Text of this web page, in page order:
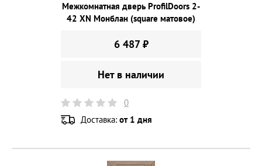
Межкомнатная дверь ProfilDoors 2-
42 XN Монблан (square матовое)
6 487 ₽
Нет в наличии
0
Доставка: от 1 дня